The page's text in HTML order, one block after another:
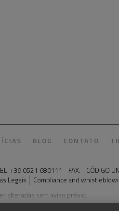
BLOG CONTATO
+39 0521 680111 - FAX: - CÓDIGO
Legais Compliance and
alteradas sem aviso prévio.